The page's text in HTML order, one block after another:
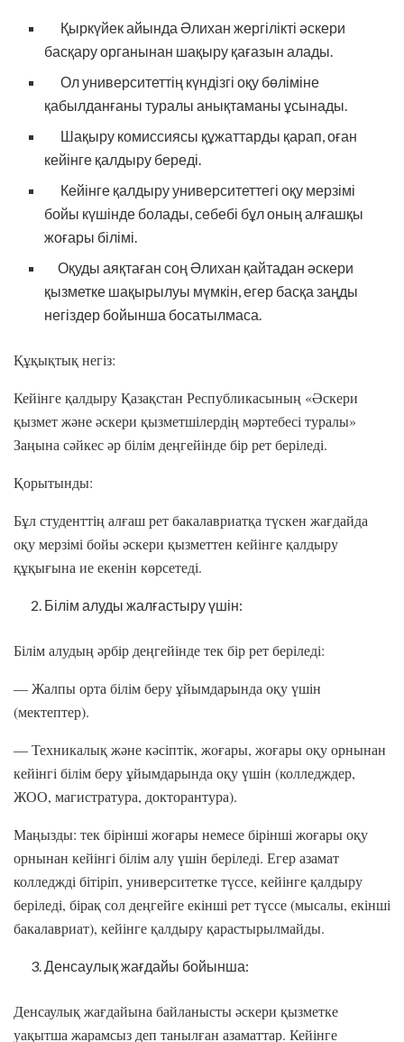
Қыркүйек айында Әлихан жергілікті әскери
басқару органынан шақыру қағазын алады.
Ол университеттің күндізгі оқу бөліміне
қабылданғаны туралы анықтаманы ұсынады.
Шақыру комиссиясы құжаттарды қарап, оған
кейінге қалдыру береді.
Кейінге қалдыру университеттегі оқу мерзімі
бойы күшінде болады, себебі бұл оның алғашқы
жоғары білімі.
Оқуды аяқтаған соң Әлихан қайтадан әскери
қызметке шақырылуы мүмкін, егер басқа заңды
негіздер бойынша босатылмаса.
Құқықтық негіз:
Кейінге қалдыру Қазақстан Республикасының «Әскери
қызмет және әскери қызметшілердің мәртебесі туралы»
Заңына сәйкес әр білім деңгейінде бір рет беріледі.
Қорытынды:
Бұл студенттің алғаш рет бакалавриатқа түскен жағдайда
оқу мерзімі бойы әскери қызметтен кейінге қалдыру
құқығына ие екенін көрсетеді.
Білім алуды жалғастыру үшін:
Білім алудың әрбір деңгейінде тек бір рет беріледі:
— Жалпы орта білім беру ұйымдарында оқу үшін
(мектептер).
— Техникалық және кәсіптік, жоғары, жоғары оқу орнынан
кейінгі білім беру ұйымдарында оқу үшін (колледждер,
ЖОО, магистратура, докторантура).
Маңызды: тек бірінші жоғары немесе бірінші жоғары оқу
орнынан кейінгі білім алу үшін беріледі. Егер азамат
колледжді бітіріп, университетке түссе, кейінге қалдыру
беріледі, бірақ сол деңгейге екінші рет түссе (мысалы, екінші
бакалавриат), кейінге қалдыру қарастырылмайды.
Денсаулық жағдайы бойынша:
Денсаулық жағдайына байланысты әскери қызметке
уақытша жарамсыз деп танылған азаматтар. Кейінге